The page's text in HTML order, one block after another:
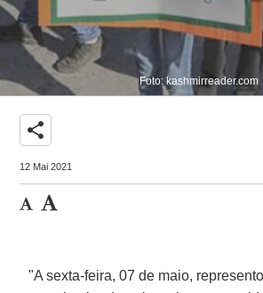
Foto: kashmirreader.com
share
12 Mai 2021
"A sexta-feira, 07 de maio,